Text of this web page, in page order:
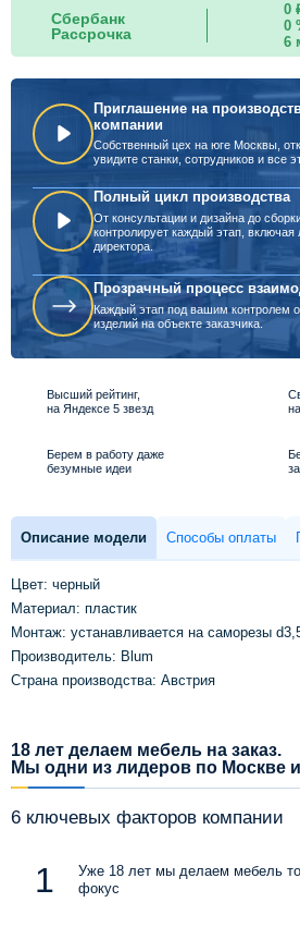
Сбербанк
Рассрочка
0
0
6
Приглашение на
компании
Собственный цех на юге Москвы,
увидите станки, сотрудников и все
Полный цикл производства
От консультации и дизайна до
контролирует каждый этап, включая
директора.
Прозрачный процесс
Каждый этап под вашим контролем
изделий на объекте заказчика.
Высший рейтинг,
на Яндексе 5 звезд
Берем в работу даже
безумные идеи
Описание модели Способы оплаты
Цвет: черный
Материал: пластик
Монтаж: устанавливается на саморезы
Производитель: Blum
Страна производства: Австрия
18 лет делаем мебель на заказ.
Мы одни из лидеров по Москве
6 ключевых факторов компании
Уже 18 лет мы делаем мебель
фокус